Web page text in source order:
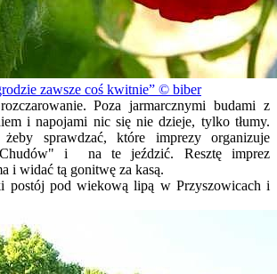
zawsze coś kwitnie
© biber
Poza jarmarcznymi budami z
i napojami nic się nie dzieje, tylko tłumy.
żeby sprawdzać, które imprezy organizuje
i na te jeździć. Resztę imprez
i widać tą gonitwę za kasą.
postój pod wiekową lipą w Przyszowicach i